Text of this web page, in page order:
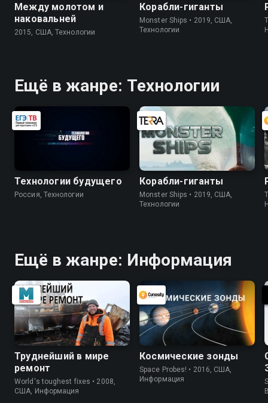
Между молотом и
наковальней
2015, США, Технологии
Корабли-гиганты
Monster Ships • 2019, США,
Технологии
Ещё в жанре: Технологии
Технологии будущего
Россия, Технологии
Корабли-гиганты
Monster Ships • 2019, США,
Технологии
Ещё в жанре: Информация
Труднейший в мире
ремонт
World's toughest fixes • 2008,
США, Информация
Космические зонды
Space Probes! • 2016, США,
Информация